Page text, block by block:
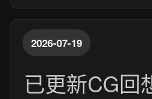
2026-07-19
已更新CG回